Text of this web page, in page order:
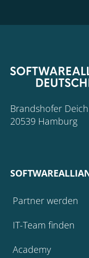
Brandshofer
20539 Hamburg
Partner werden
IT-Team finden
Academy